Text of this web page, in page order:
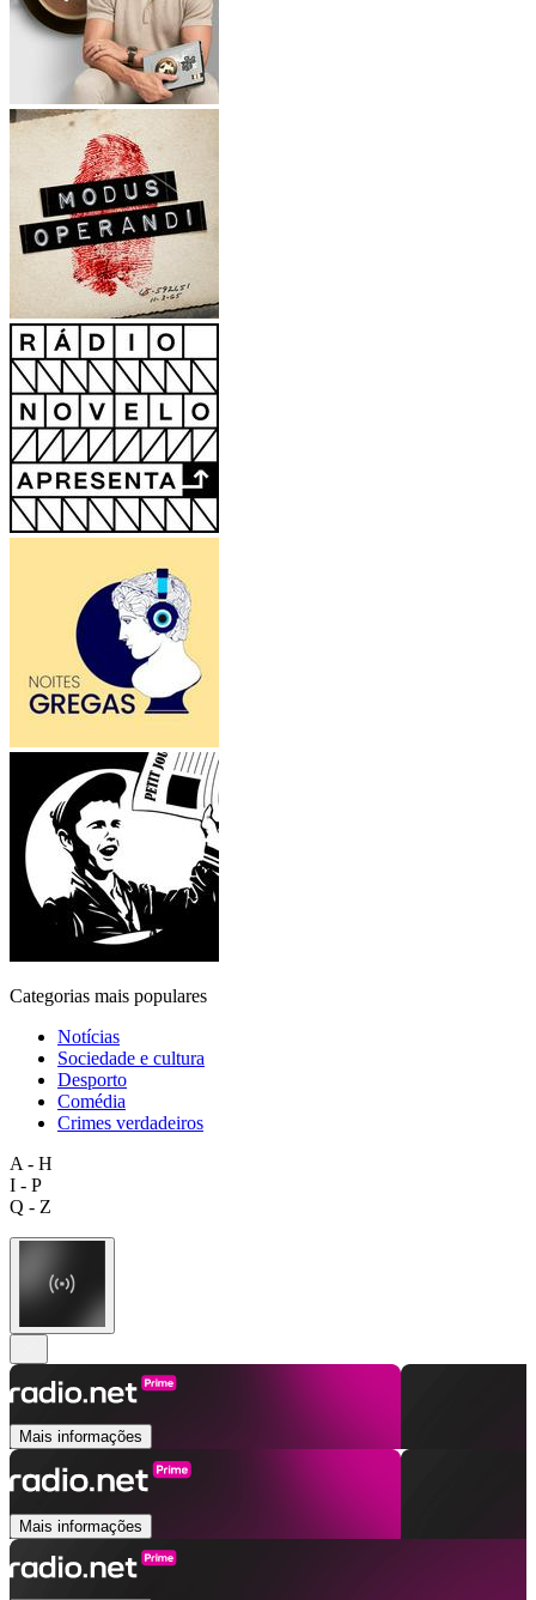
Categorias mais populares
Notícias
Sociedade e cultura
Desporto
Comédia
Crimes verdadeiros
A - H
I - P
Q - Z
Mais informações
Mais informações